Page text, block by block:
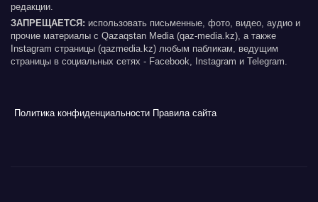
редакции.
ЗАПРЕЩАЕТСЯ: использовать письменные, фото, видео, аудио и
прочие материалы с Qazaqstan Media (qaz-media.kz), а также
Instagram страницы (qazmedia.kz) любым пабликам, ведущим
страницы в социальных сетях - Facebook, Instagram и Telegram.
Политика конфиденциальности Правила сайта